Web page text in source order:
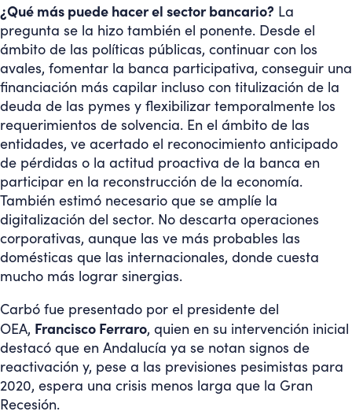
¿Qué más puede hacer el sector bancario? La
pregunta se la hizo también el ponente. Desde el
ámbito de las políticas públicas, continuar con los
avales, fomentar la banca participativa, conseguir una
financiación más capilar incluso con titulización de la
deuda de las pymes y flexibilizar temporalmente los
requerimientos de solvencia. En el ámbito de las
entidades, ve acertado el reconocimiento anticipado
de pérdidas o la actitud proactiva de la banca en
participar en la reconstrucción de la economía.
También estimó necesario que se amplíe la
digitalización del sector. No descarta operaciones
corporativas, aunque las ve más probables las
domésticas que las internacionales, donde cuesta
mucho más lograr sinergias.
Carbó fue presentado por el presidente del
OEA, Francisco Ferraro, quien en su intervención inicial
destacó que en Andalucía ya se notan signos de
reactivación y, pese a las previsiones pesimistas para
2020, espera una crisis menos larga que la Gran
Recesión.